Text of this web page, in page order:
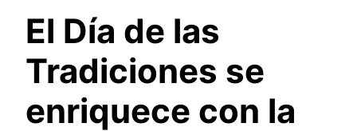
El Día de las
Tradiciones se
enriquece con la